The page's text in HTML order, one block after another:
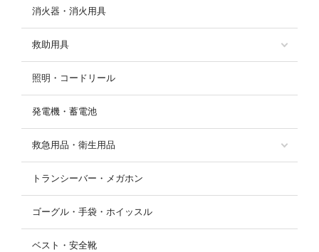
消火器・消火用具
救助用具
照明・コードリール
発電機・蓄電池
救急用品・衛生用品
トランシーバー・メガホン
ゴーグル・手袋・ホイッスル
ベスト・安全靴